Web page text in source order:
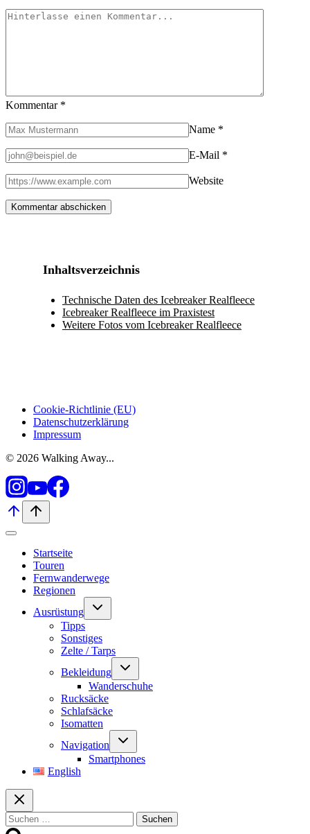
10
Kommentar *
Name *
E-Mail *
Website
Inhaltsverzeichnis
Technische Daten des Icebreaker Realfleece
Icebreaker Realfleece im Praxistest
Weitere Fotos vom Icebreaker Realfleece
Cookie-Richtlinie (EU)
Datenschutzerklärung
Impressum
© 2026 Walking Away...
Startseite
Touren
Fernwanderwege
Regionen
Ausrüstung
Untermenü
Tipps
Sonstiges
Zelte / Tarps
Bekleidung
Untermenü
Wanderschuhe
Rucksäcke
Schlafsäcke
Isomatten
Navigation
Untermenü
Smartphones
English
Suchen
nach: